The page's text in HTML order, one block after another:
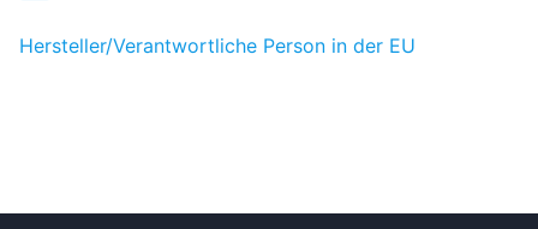
Hersteller/Verantwortliche Person in der EU